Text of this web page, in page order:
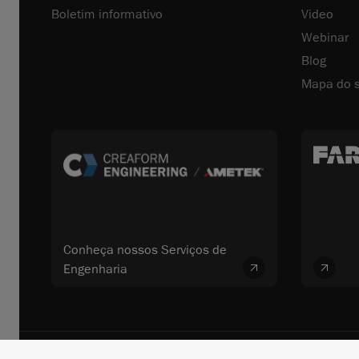
Boletim informativo
Video
Webinar
Blog
Mapa do
Conheça nossos Serviços de
Engenharia